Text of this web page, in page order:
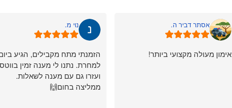
אסתר דביר ה.
אימון מעולה מקצועי ביותר!
נוי מ.
הזמנתי מתח מקבילים, הגיע
למחרת. נתנו לי מענה זמין
ועזרו גם עם מענה לשאלות.
ממליצה בחום🙌